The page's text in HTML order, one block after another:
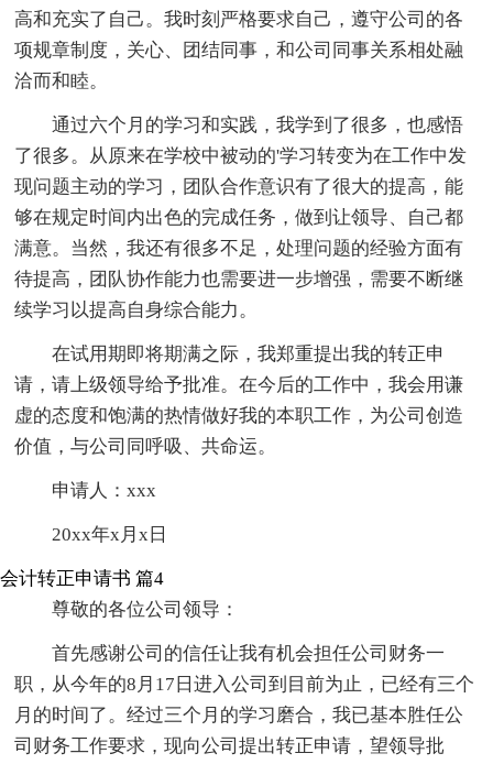
高和充实了自己。我时刻严格要求自己，遵守公司的各
项规章制度，关心、团结同事，和公司同事关系相处融
洽而和睦。
通过六个月的学习和实践，我学到了很多，也感悟
了很多。从原来在学校中被动的'学习转变为在工作中发
现问题主动的学习，团队合作意识有了很大的提高，能
够在规定时间内出色的完成任务，做到让领导、自己都
满意。当然，我还有很多不足，处理问题的经验方面有
待提高，团队协作能力也需要进一步增强，需要不断继
续学习以提高自身综合能力。
在试用期即将期满之际，我郑重提出我的转正申
请，请上级领导给予批准。在今后的工作中，我会用谦
虚的态度和饱满的热情做好我的本职工作，为公司创造
价值，与公司同呼吸、共命运。
申请人：xxx
20xx年x月x日
会计转正申请书 篇4
尊敬的各位公司领导：
首先感谢公司的信任让我有机会担任公司财务一
职，从今年的8月17日进入公司到目前为止，已经有三个
月的时间了。经过三个月的学习磨合，我已基本胜任公
司财务工作要求，现向公司提出转正申请，望领导批